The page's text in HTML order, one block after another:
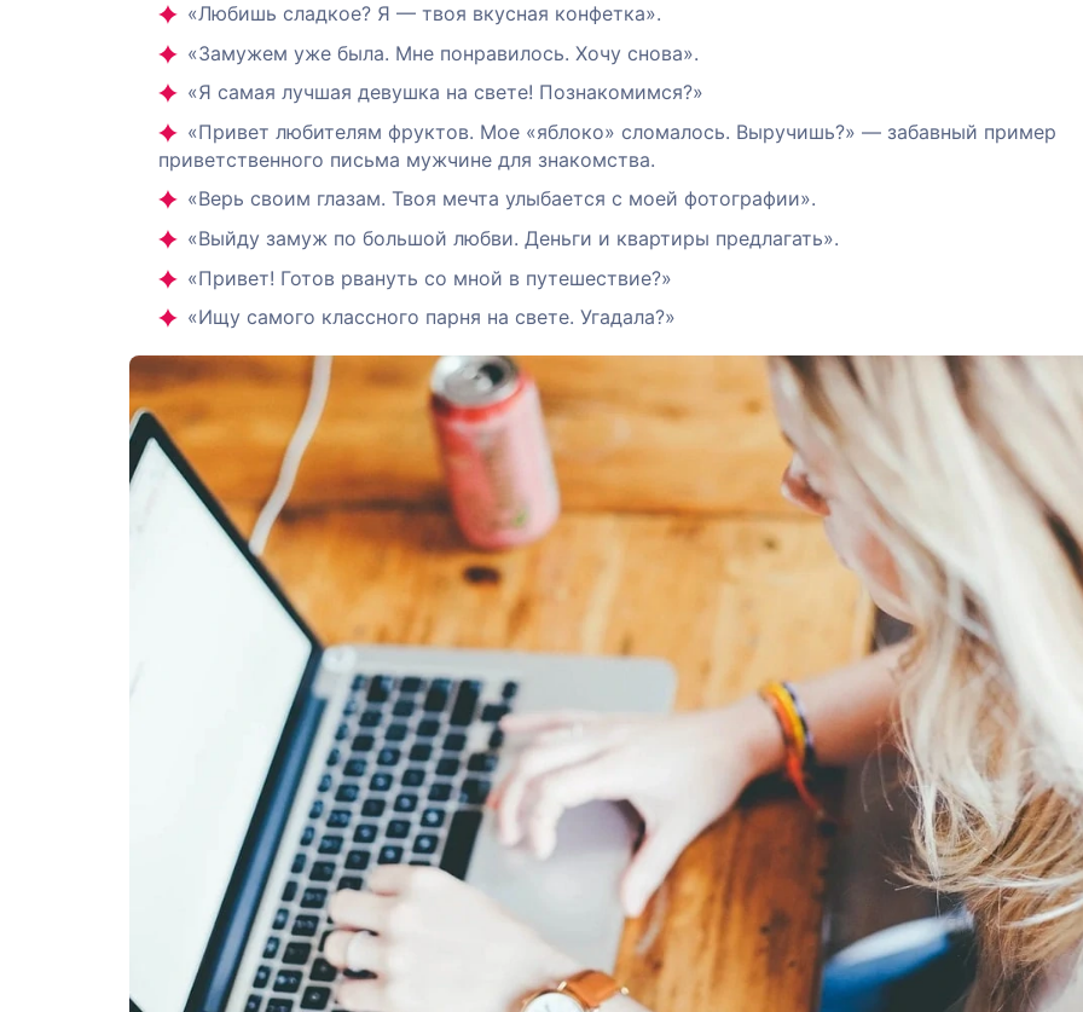
«Любишь сладкое? Я — твоя вкусная конфетка».
«Замужем уже была. Мне понравилось. Хочу снова».
«Я самая лучшая девушка на свете! Познакомимся?»
«Привет любителям фруктов. Мое «яблоко» сломалось. Выручишь?» — забавный пример
приветственного письма мужчине для знакомства.
«Верь своим глазам. Твоя мечта улыбается с моей фотографии».
«Выйду замуж по большой любви. Деньги и квартиры предлагать».
«Привет! Готов рвануть со мной в путешествие?»
«Ищу самого классного парня на свете. Угадала?»